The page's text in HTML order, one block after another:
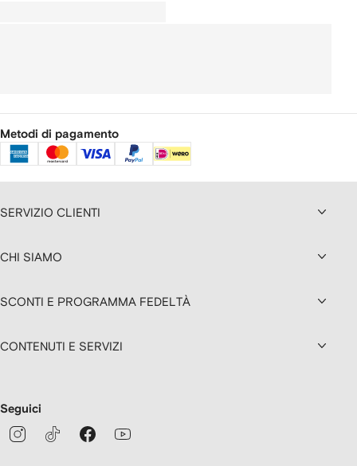
Metodi di pagamento
SERVIZIO CLIENTI
CHI SIAMO
SCONTI E PROGRAMMA FEDELTÀ
CONTENUTI E SERVIZI
Seguici